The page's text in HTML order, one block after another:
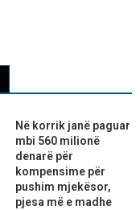
Në korrik janë paguar
mbi 560 milionë
denarë për
kompensime për
pushim mjekësor,
pjesa më e madhe